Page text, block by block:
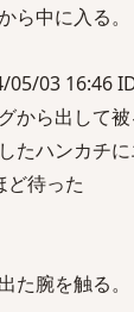
ら中に入る。
05/03 16:46
から出して被
たハンカチ
ど待った
た腕を触る。